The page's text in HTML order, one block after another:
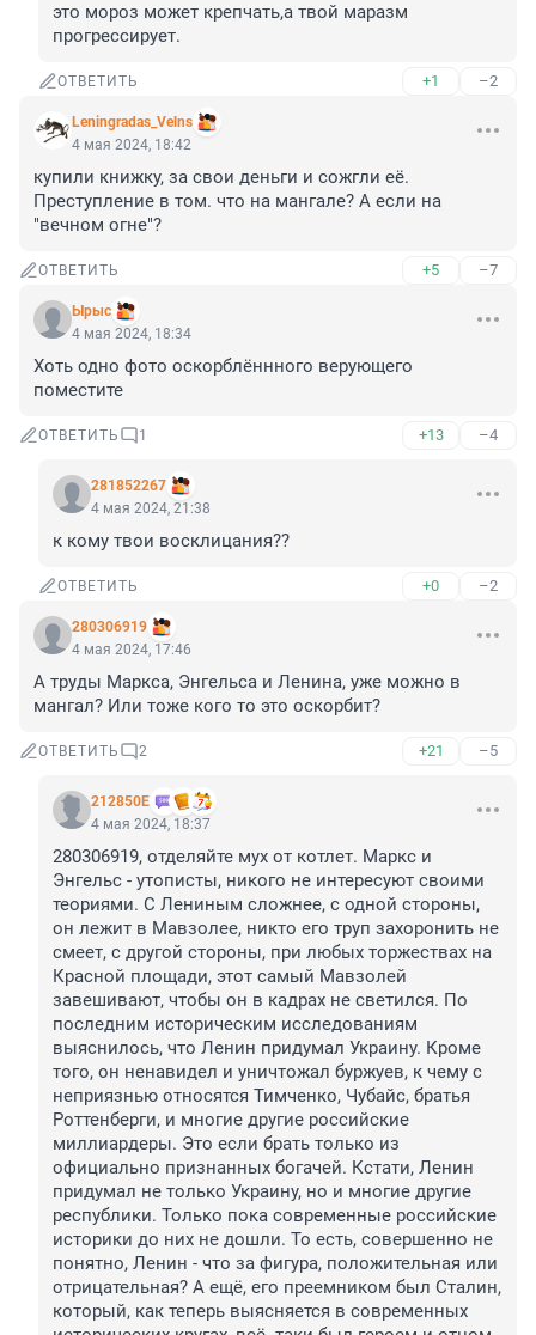
это мороз может крепчать,а твой маразм
прогрессирует.
ОТВЕТИТЬ +1 –2
Leningradas_Velns
4 мая 2024, 18:42
купили книжку, за свои деньги и сожгли её.
Преступление в том. что на мангале? А если на
"вечном огне"?
ОТВЕТИТЬ +5 –7
Ырыс
4 мая 2024, 18:34
Хоть одно фото оскорблённного верующего
поместите
ОТВЕТИТЬ 1 +13 –4
281852267
4 мая 2024, 21:38
к кому твои восклицания??
ОТВЕТИТЬ +0 –2
280306919
4 мая 2024, 17:46
А труды Маркса, Энгельса и Ленина, уже можно в
мангал? Или тоже кого то это оскорбит?
ОТВЕТИТЬ 2 +21 –5
212850Е
4 мая 2024, 18:37
280306919, отделяйте мух от котлет. Маркс и
Энгельс - утописты, никого не интересуют своими
теориями. С Лениным сложнее, с одной стороны,
он лежит в Мавзолее, никто его труп захоронить не
смеет, с другой стороны, при любых торжествах на
Красной площади, этот самый Мавзолей
завешивают, чтобы он в кадрах не светился. По
последним историческим исследованиям
выяснилось, что Ленин придумал Украину. Кроме
того, он ненавидел и уничтожал буржуев, к чему с
неприязнью относятся Тимченко, Чубайс, братья
Роттенберги, и многие другие российские
миллиардеры. Это если брать только из
официально признанных богачей. Кстати, Ленин
придумал не только Украину, но и многие другие
республики. Только пока современные российские
историки до них не дошли. То есть, совершенно не
понятно, Ленин - что за фигура, положительная или
отрицательная? А ещё, его преемником был Сталин,
который, как теперь выясняется в современных